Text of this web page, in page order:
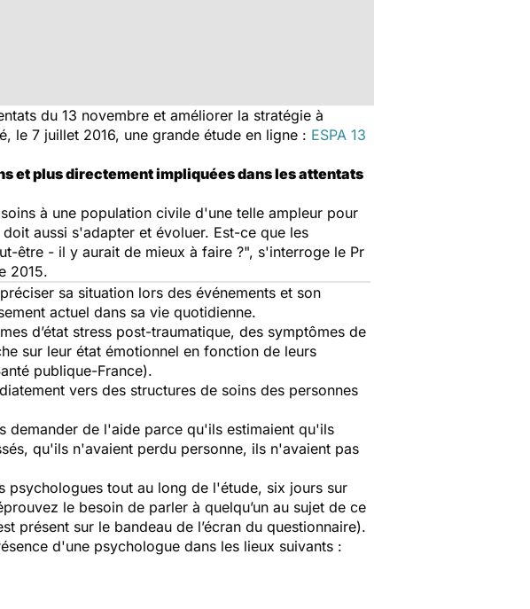
du 13 novembre et améliorer la stratégie à
le 7 juillet 2016, une grande étude en ligne : ESPA 13
et plus directement impliquées dans les attentats
à une population civile d'une telle ampleur pour
aussi s'adapter et évoluer. Est-ce que les
être - il y aurait de mieux à faire ?", s'interroge le Pr
2015.
sa situation lors des événements et son
actuel dans sa vie quotidienne.
d’état stress post-traumatique, des symptômes de
sur leur état émotionnel en fonction de leurs
publique-France).
vers des structures de soins des personnes
demander de l'aide parce qu'ils estimaient qu'ils
qu'ils n'avaient perdu personne, ils n'avaient pas
psychologues tout au long de l'étude, six jours sur
le besoin de parler à quelqu’un au sujet de ce
présent sur le bandeau de l’écran du questionnaire).
d'une psychologue dans les lieux suivants :